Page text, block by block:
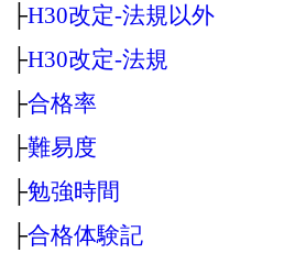
├H30改定‐法規以外
├H30改定‐法規
├合格率
├難易度
├勉強時間
├合格体験記